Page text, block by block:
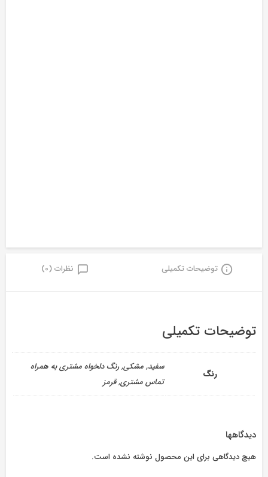
توضیحات تکمیلی نظرات (0)
توضیحات تکمیلی
رنگ
سفید, مشکی, رنگ دلخواه مشتری به همراه
تماس مشتری, قرمز
دیدگاهها
هیچ دیدگاهی برای این محصول نوشته نشده است.